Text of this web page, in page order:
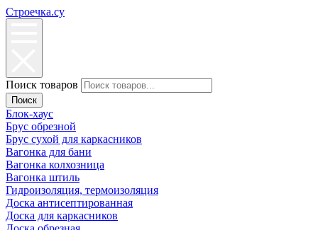
Строечка.су
Поиск товаров
Поиск
Блок-хаус
Брус обрезной
Брус сухой для каркасников
Вагонка для бани
Вагонка колхозница
Вагонка штиль
Гидроизоляция, термоизоляция
Доска антисептированная
Доска для каркасников